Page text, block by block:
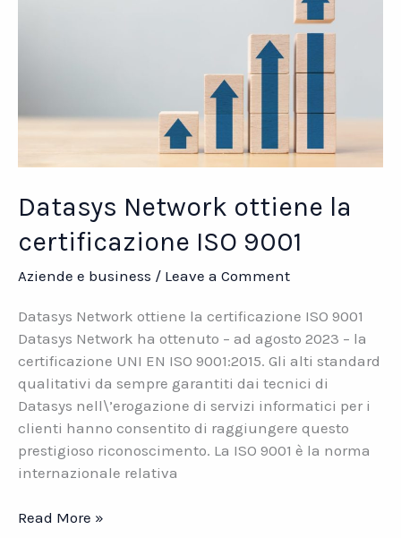
Datasys Network ottiene la
certificazione ISO 9001
Aziende e business / Leave a Comment
Datasys Network ottiene la certificazione ISO 9001
Datasys Network ha ottenuto – ad agosto 2023 – la
certificazione UNI EN ISO 9001:2015. Gli alti standard
qualitativi da sempre garantiti dai tecnici di
Datasys nell\’erogazione di servizi informatici per i
clienti hanno consentito di raggiungere questo
prestigioso riconoscimento. La ISO 9001 è la norma
internazionale relativa
Datasys
Read More »